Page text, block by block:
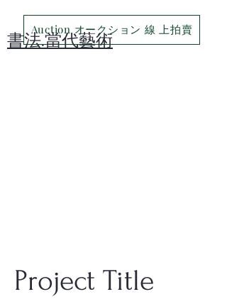
Auction オークション 線 上拍賣
​書法.當代藝術
Project Title